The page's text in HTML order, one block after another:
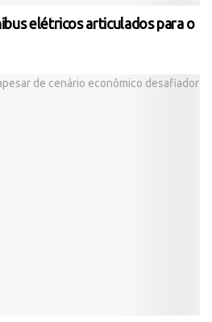
elétricos articulados para o